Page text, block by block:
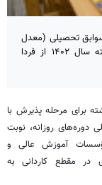
تحصیلی (معدل
فوق دیپلم) در مقطع کاردانی به کارشناسی ناپیوسته سال ۱۴۰۲ از فردا
برای مرحله پذیرش با
روزانه، نوبت
آموزش عالی و
در مقطع کاردانی به